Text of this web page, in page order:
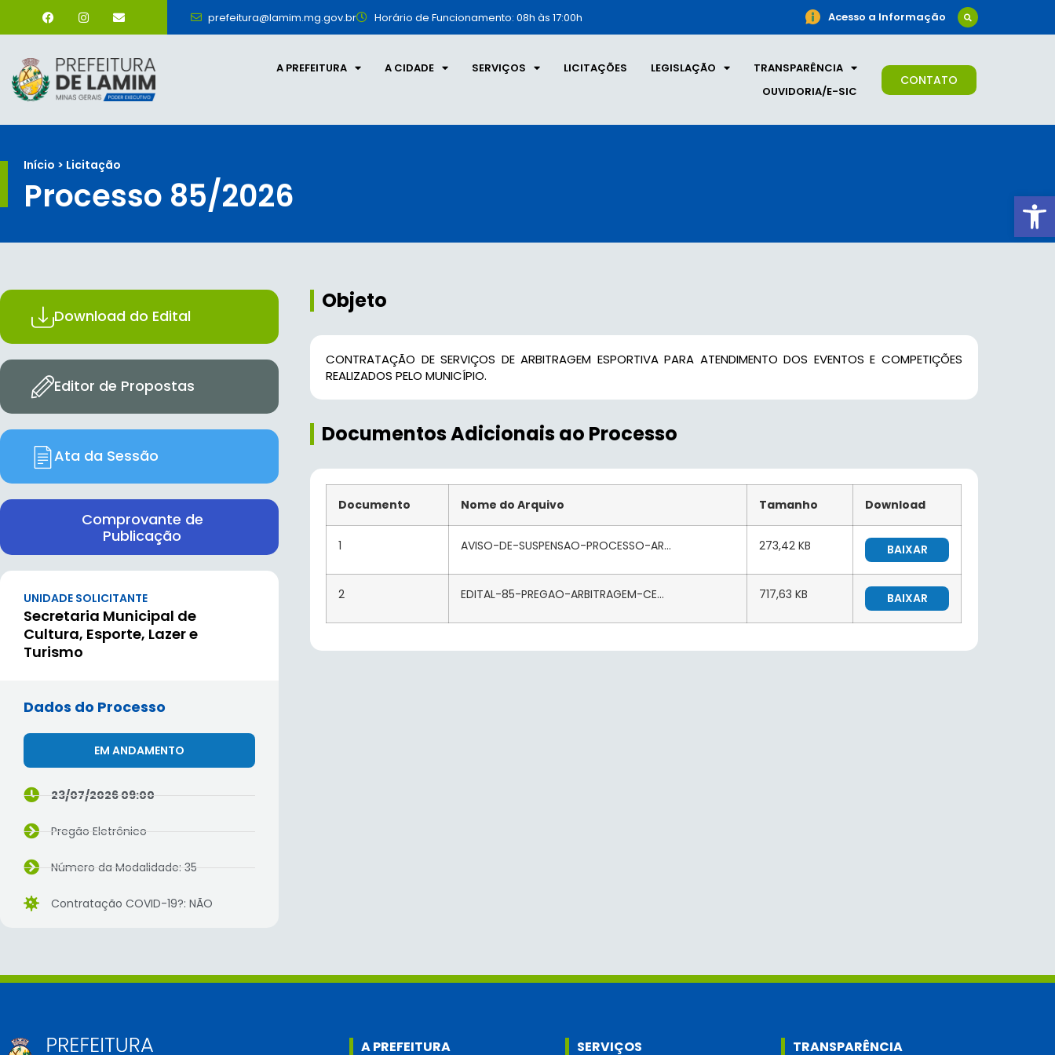
prefeitura@lamim.mg.gov.br Horário de Funcionamento: 08h às 17:00h Acesso a Informação
A PREFEITURA A CIDADE SERVIÇOS LICITAÇÕES LEGISLAÇÃO
TRANSPARÊNCIA
OUVIDORIA/E-SIC
CONTATO
Início > Licitação
Processo 85/2026
Download do Edital
Editor de Propostas
Ata da Sessão
Comprovante de
Publicação
UNIDADE SOLICITANTE
Secretaria Municipal de
Cultura, Esporte, Lazer e
Turismo
Dados do Processo
EM ANDAMENTO
23/07/2026 09:00
Pregão Eletrônico
Número da Modalidade: 35
Contratação COVID-19?: NÃO
Objeto
CONTRATAÇÃO DE SERVIÇOS DE ARBITRAGEM ESPORTIVA PARA ATENDIMENTO DOS EVENTOS E COMPETIÇÕES
REALIZADOS PELO MUNICÍPIO.
Documentos Adicionais ao Processo
Documento Nome do Arquivo Tamanho Download
1 AVISO-DE-SUSPENSAO-PROCESSO-AR... 273,42 KB BAIXAR
2 EDITAL-85-PREGAO-ARBITRAGEM-CE... 717,63 KB BAIXAR
A PREFEITURA SERVIÇOS TRANSPARÊNCIA